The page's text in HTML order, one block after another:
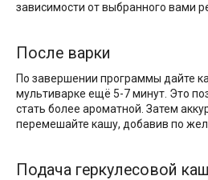
зависимости от выбранного вами
После варки
По завершении программы дайте
мультиварке ещё 5-7 минут. Это
стать более ароматной. Затем
перемешайте кашу, добавив по
Подача геркулесовой